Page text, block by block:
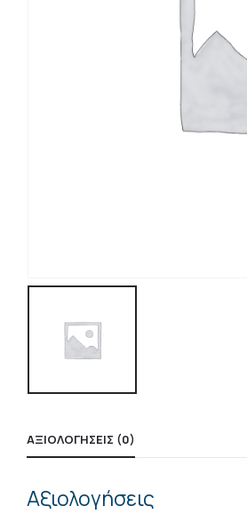
ΑΞΙΟΛΟΓΉΣΕΙΣ (0)
Αξιολογήσεις